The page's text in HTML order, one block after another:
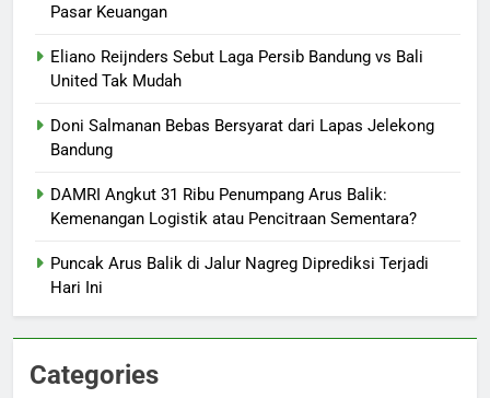
Pasar Keuangan
Eliano Reijnders Sebut Laga Persib Bandung vs Bali
United Tak Mudah
Doni Salmanan Bebas Bersyarat dari Lapas Jelekong
Bandung
DAMRI Angkut 31 Ribu Penumpang Arus Balik:
Kemenangan Logistik atau Pencitraan Sementara?
Puncak Arus Balik di Jalur Nagreg Diprediksi Terjadi
Hari Ini
Categories